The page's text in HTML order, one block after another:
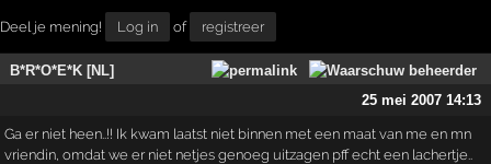
Deel je mening! Log in of registreer
B*R*O*E*K [NL]
25 mei 2007 14:13
Ga er niet heen..!! Ik kwam laatst niet binnen met een maat van me en mn
vriendin, omdat we er niet netjes genoeg uitzagen pff echt een lachertje..